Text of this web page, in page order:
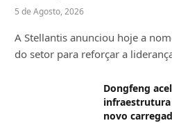
5 de Agosto, 2026
A Stellantis anunciou hoje a
do setor para reforçar a
Dongfeng
novo